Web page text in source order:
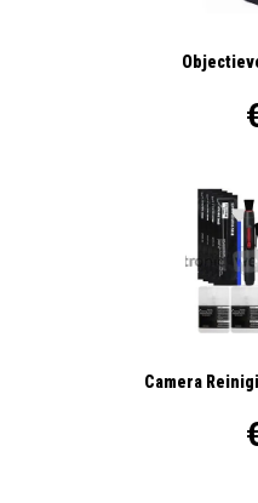
Camera